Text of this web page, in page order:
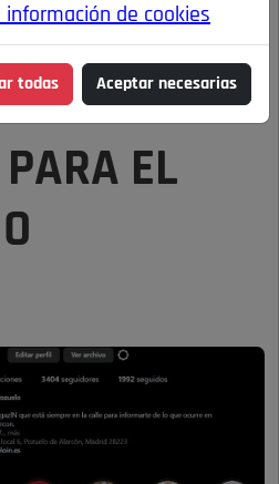
PARA EL NUEVO AÑO
EN REDES
EL
información de cookies
todas Aceptar necesarias